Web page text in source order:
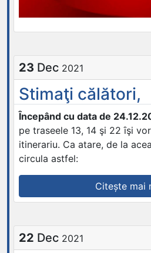
23 Dec 2021
Stimaţi călători,
Ȋncepând cu data de
pe traseele 13, 14 şi 22 ȋşi
itinerariu. Ca atare, de la
circula astfel:
Citește mai
22 Dec 2021